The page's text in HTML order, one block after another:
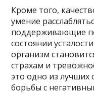
Кроме того,
умение
поддерживающие
состоянии
организм
страхам и
это одно из лучших
борьбы с